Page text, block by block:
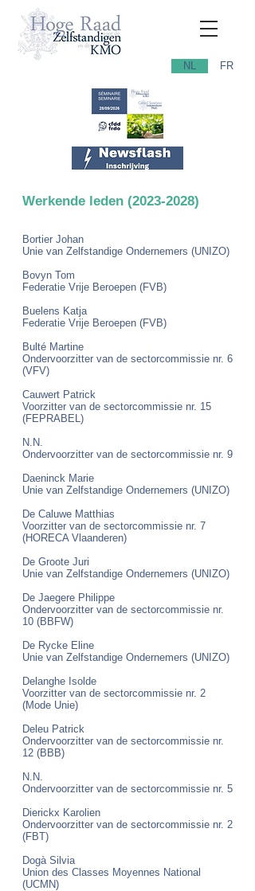
NL FR
Werkende leden (2023-2028)
Bortier Johan
Unie van Zelfstandige Ondernemers (UNIZO)
Bovyn Tom
Federatie Vrije Beroepen (FVB)
Buelens Katja
Federatie Vrije Beroepen (FVB)
Bulté Martine
Ondervoorzitter van de sectorcommissie nr. 6
(VFV)
Cauwert Patrick
Voorzitter van de sectorcommissie nr. 15
(FEPRABEL)
​N.N.
Ondervoorzitter van de sectorcommissie nr. 9
Daeninck Marie
Unie van Zelfstandige Ondernemers (UNIZO)
De Caluwe Matthias
Voorzitter van de sectorcommissie nr. 7
(HORECA Vlaanderen)
De Groote Juri
Unie van Zelfstandige Ondernemers (UNIZO)
De Jaegere Philippe
Ondervoorzitter van de sectorcommissie nr.
10 (BBFW)
De Rycke Eline
Unie van Zelfstandige Ondernemers (UNIZO)
Delanghe Isolde
Voorzitter van de sectorcommissie nr. 2
(Mode Unie)
Deleu Patrick
Ondervoorzitter van de sectorcommissie nr.
12 (BBB)
N.N.
Ondervoorzitter van de sectorcommissie nr. 5
Dierickx Karolien
Ondervoorzitter van de sectorcommissie nr. 2
(FBT)
Dogà Silvia
Union des Classes Moyennes National
(UCMN)